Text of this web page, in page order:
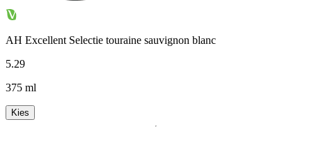
AH Excellent Selectie touraine sauvignon blanc
5.29
375 ml
Kies